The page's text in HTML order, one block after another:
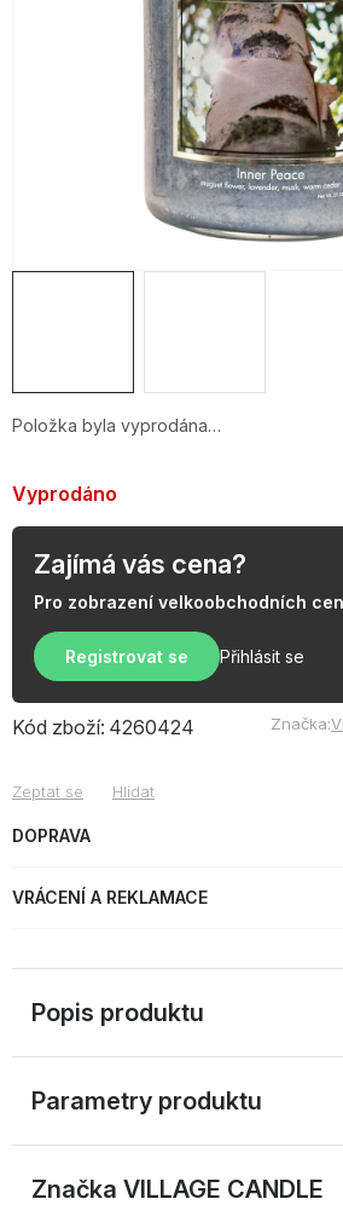
PODLE TYPU PROVOZU
Kontakty O nás
Položka byla vyprodána…
Vyprodáno
Zajímá vás cena?
Pro zobrazení velkoobchodních cen
Registrovat se Přihlásit se
Kód zboží: 4260424 Značka:
Zeptat se Hlídat
DOPRAVA
VRÁCENÍ A REKLAMACE
Popis produktu
Parametry produktu
Značka VILLAGE CANDLE